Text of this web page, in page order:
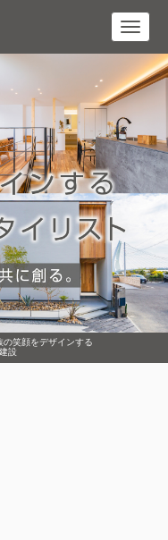
笑顔をデザインする
設